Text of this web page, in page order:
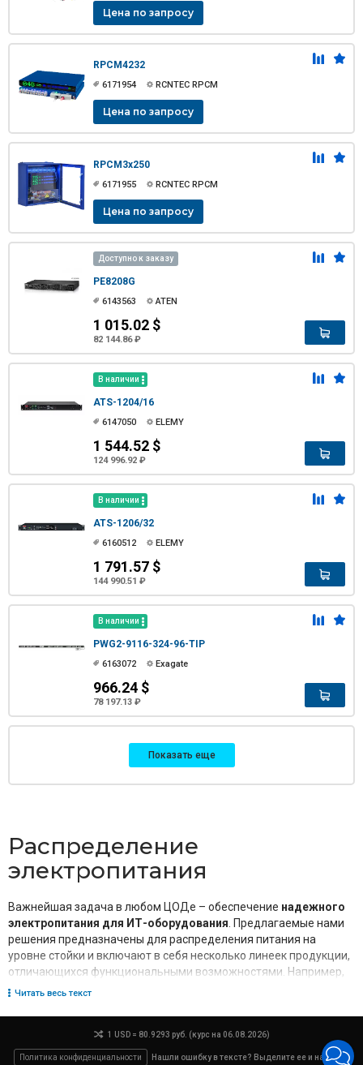
Цена по запросу
RPCM4232
6171954 RCNTEC RPCM
Цена по запросу
RPCM3x250
6171955 RCNTEC RPCM
Цена по запросу
Доступно к заказу
PE8208G
6143563 ATEN
1 015.02 $
82 144.86 ₽
В наличии
ATS-1204/16
6147050 ELEMY
1 544.52 $
124 996.92 ₽
В наличии
ATS-1206/32
6160512 ELEMY
1 791.57 $
144 990.51 ₽
В наличии
PWG2-9116-324-96-TIP
6163072 Exagate
966.24 $
78 197.13 ₽
Показать еще
Распределение
электропитания
Важнейшая задача в любом ЦОДе – обеспечение надежного
электропитания для ИТ-оборудования . Предлагаемые нами
решения предназначены для распределения питания на
уровне стойки и включают в себя несколько линеек продукции,
отличающихся функциональными возможностями. Например,
для подключения серверов, оборудованных двум блоками
Unit), запитанных от разных источников.
Для питания оборудования с одним блоком питания
Читать весь текст
1 USD = 80.9293 руб. (курс на 06.08.2026)
Политика конфиденциальности Нашли ошибку в тексте? Выделите ее и нажмите